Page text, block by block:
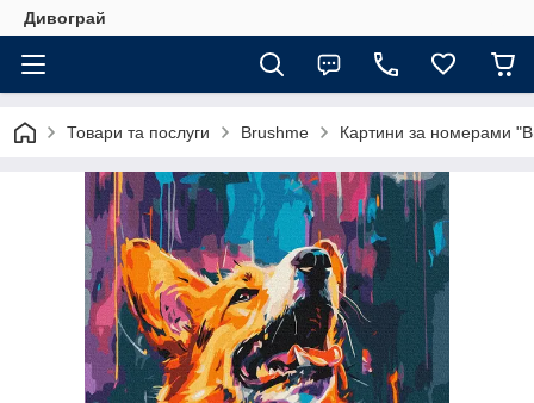
Дивограй
Товари та послуги Brushme Картини за номерами